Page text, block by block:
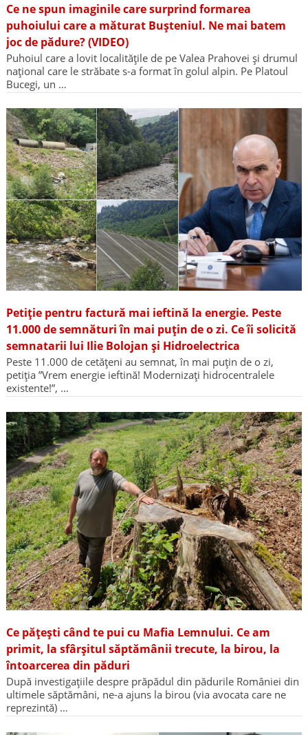
Ce ne spun imaginile care surprind formarea
puhoiului care a măturat Bușteniul. Ne mai batem
joc de pădure? (VIDEO)
Puhoiul care a lovit localitățile de pe Valea Prahovei și drumul
național care le străbate s-a format în golul alpin. Pe Platoul
Bucegi, un …
Petiție pentru factură mai ieftină la energie. Peste
11.000 de semnături în mai puțin de o zi. Ce îi solicită
semnatarii lui Ilie Bolojan și Hidroelectrica
Peste 11.000 de cetățeni au semnat, în mai puțin de o zi,
petiția ”Vrem energie ieftină! Modernizați hidrocentralele
existente!”, …
Ce pățești când te pui cu Mafia Lemnului. Ce am
primit, la sfârșitul săptămânii trecute, la birou, la
întoarcerea din păduri
După investigațiile despre prăpădul din pădurile României din
ultimele săptămâni, ne-a ajuns la birou (via avocata care ne
reprezintă) …